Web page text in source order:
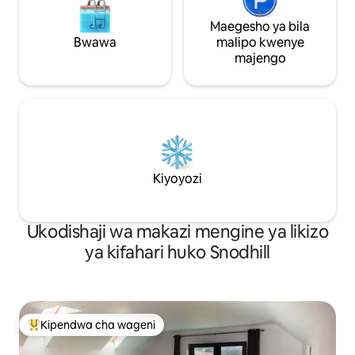
Bwawa
Maegesho ya bila
malipo kwenye
majengo
Kiyoyozi
Ukodishaji wa makazi mengine ya likizo
ya kifahari huko Snodhill
Kipendwa maarufu cha wageni
Kipendwa cha wageni